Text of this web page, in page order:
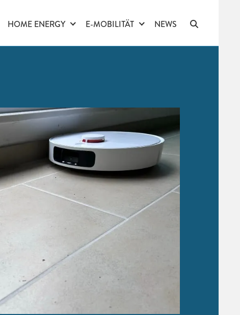
HOME ENERGY E-MOBILITÄT NEWS